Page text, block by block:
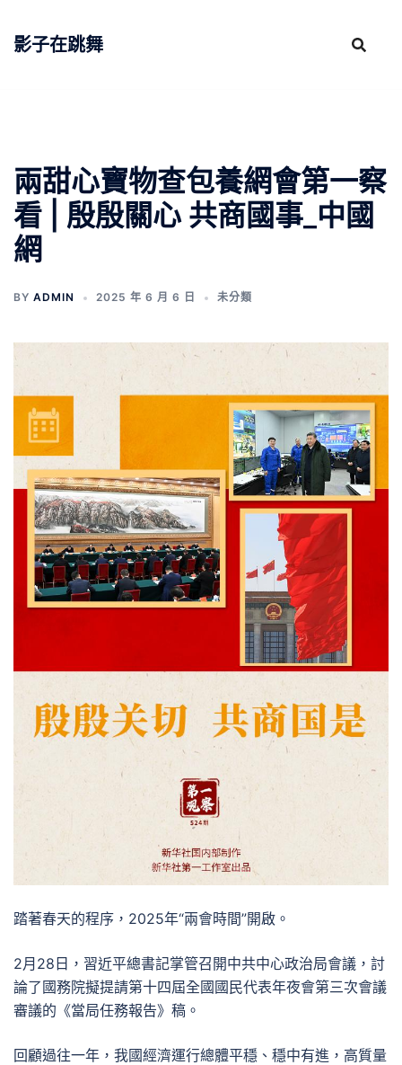
影子在跳舞
兩甜心寶物查包養網會第一察
看 | 殷殷關心 共商國事_中國
網
BY ADMIN 2025 年 6 月 6 日 未分類
踏著春天的程序，2025年“兩會時間”開啟。
2月28日，習近平總書記掌管召開中共中心政治局會議，討
論了國務院擬提請第十四屆全國國民代表年夜會第三次會議
審議的《當局任務報告》稿。
回顧過往一年，我國經濟運行總體平穩、穩中有進，高質量